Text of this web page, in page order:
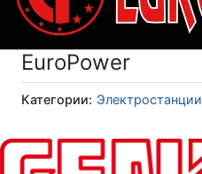
EuroPower
Категории: Электростанции